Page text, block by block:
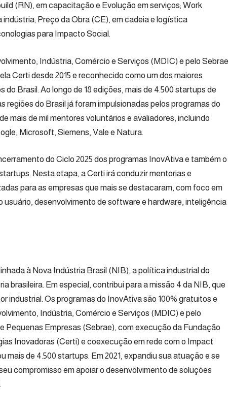
(RN), em capacitação e Evolução em serviços; Work
indústria; Preço da Obra (CE), em cadeia e logística
para Impacto Social.
Indústria, Comércio e Serviços (MDIC) e pelo Sebrae
Certi desde 2015 e reconhecido como um dos maiores
Brasil. Ao longo de 18 edições, mais de 4.500 startups de
regiões do Brasil já foram impulsionadas pelos programas do
mais de mil mentores voluntários e avaliadores, incluindo
Microsoft, Siemens, Vale e Natura.
do Ciclo 2025 dos programas InovAtiva e também o
Nesta etapa, a Certi irá conduzir mentorias e
para as empresas que mais se destacaram, com foco em
usuário, desenvolvimento de software e hardware, inteligência
à Nova Indústria Brasil (NIB), a política industrial do
brasileira. Em especial, contribui para a missão 4 da NIB, que
industrial. Os programas do InovAtiva são 100% gratuitos e
Indústria, Comércio e Serviços (MDIC) e pelo
Pequenas Empresas (Sebrae), com execução da Fundação
Inovadoras (Certi) e coexecução em rede com o Impact
mais de 4.500 startups. Em 2021, expandiu sua atuação e se
compromisso em apoiar o desenvolvimento de soluções